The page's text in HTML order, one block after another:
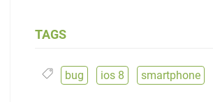
TAGS
bug ios 8 smartphone